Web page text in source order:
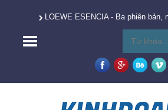
LOEWE ESENCIA - Ba phiên